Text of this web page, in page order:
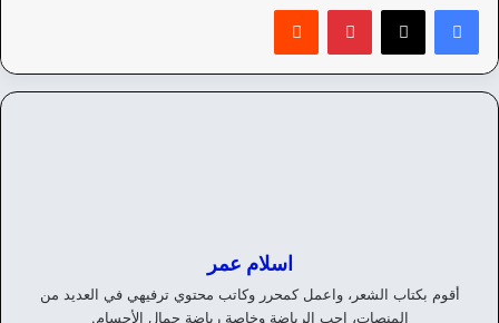
بينتيريست
اسلام عمر
أقوم بكتاب الشعر، واعمل كمحرر وكاتب محتوي ترفيهي في العديد من
المنصات، احب الرياضة وخاصة رياضة جمال الأجسام.